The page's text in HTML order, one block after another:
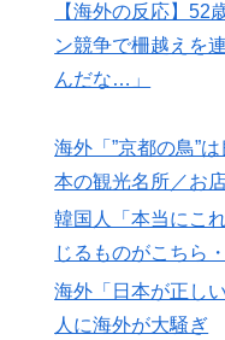
スタッフたちの姿
た」「こういう姿
なら日本だけでは
▶ 韓国人「織田信長
韓国人が衝撃！」→
▶ 韓国人「日本は市
というけど、実際
▶ 【韓国サッカー】
の裏側
【海外の反応】52
ン競争で柵越えを
んだな…」
海外「”京都の鳥”
本の観光名所／お
韓国人「本当にこ
じるものがこちら
海外「日本が正し
人に海外が大騒ぎ